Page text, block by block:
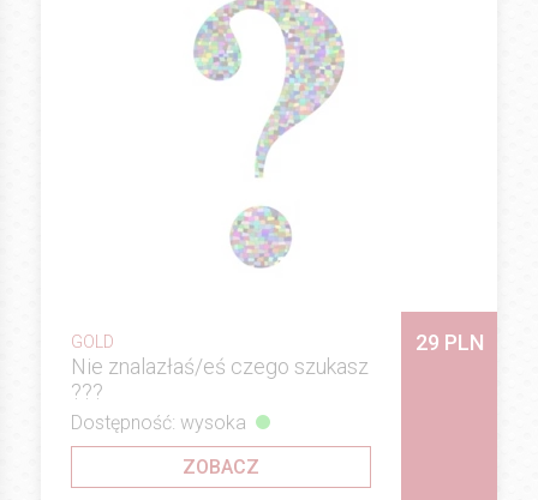
GOLD
Nie znalazłaś/eś czego szukasz
???
29 PLN
Dostępność: wysoka
ZOBACZ